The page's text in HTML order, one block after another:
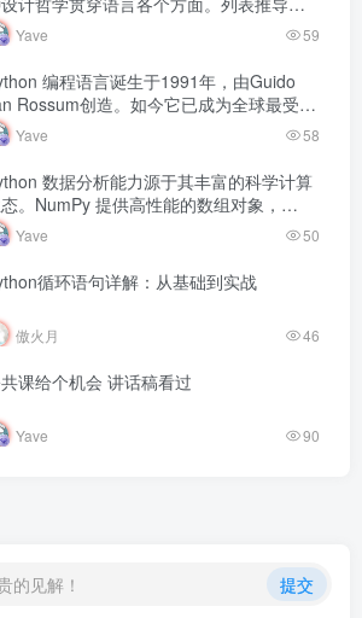
行代码完成循环和转换，生成器表达式
产生数据，lambda 表…
Yave 59
编程语言诞生于1991年，由Guido
Rossum创造。如今它已成为全球最受欢
编程语言之一，在数据分析、人工智
Web开发、…
Yave 58
数据分析能力源于其丰富的科学计算
。NumPy 提供高性能的数组对象，
建立在 NumPy 之上，擅长处理表格
。Matpl…
Yave 50
循环语句详解：从基础到实战
傲火月 46
课给个机会 讲话稿看过
Yave 90
的见解！ 提交